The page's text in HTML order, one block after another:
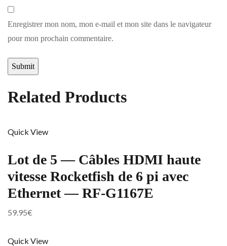
Enregistrer mon nom, mon e-mail et mon site dans le navigateur
pour mon prochain commentaire.
Related Products
Quick View
Lot de 5 — Câbles HDMI haute
vitesse Rocketfish de 6 pi avec
Ethernet — RF-G1167E
59.95€
Quick View